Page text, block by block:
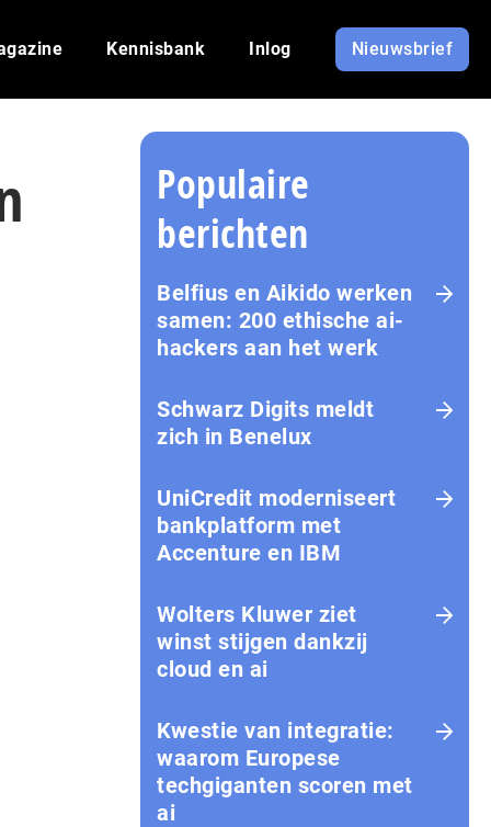
Kennisbank Inlog Nieuwsbrief
Populaire
berichten
Belfius en Aikido werken
samen: 200 ethische ai-
hackers aan het werk
Schwarz Digits meldt
zich in Benelux
UniCredit moderniseert
bankplatform met
Accenture en IBM
Wolters Kluwer ziet
winst stijgen dankzij
cloud en ai
Kwestie van integratie:
waarom Europese
techgiganten scoren met
ai